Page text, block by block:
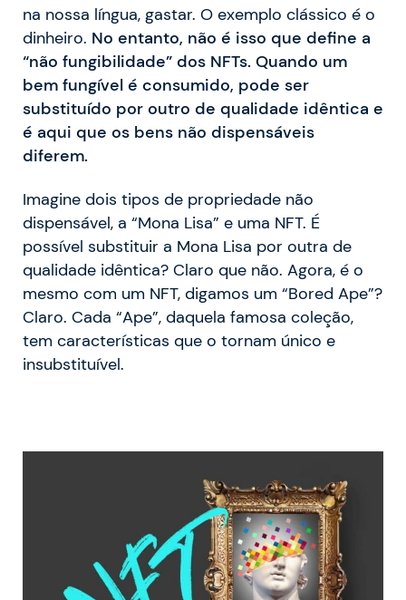
na nossa língua, gastar. O exemplo clássico é o
dinheiro. No entanto, não é isso que define a
“não fungibilidade” dos NFTs. Quando um
bem fungível é consumido, pode ser
substituído por outro de qualidade idêntica e
é aqui que os bens não dispensáveis
diferem.
Imagine dois tipos de propriedade não
dispensável, a “Mona Lisa” e uma NFT. É
possível substituir a Mona Lisa por outra de
qualidade idêntica? Claro que não. Agora, é o
mesmo com um NFT, digamos um “Bored Ape”?
Claro. Cada “Ape”, daquela famosa coleção,
tem características que o tornam único e
insubstituível.